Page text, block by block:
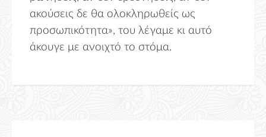
ακούσεις δε θα ολοκληρωθείς ως
προσωπικότητα», του λέγαμε κι αυτό
άκουγε με ανοιχτό το στόμα.